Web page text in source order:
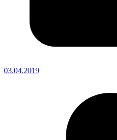
03.04.2019